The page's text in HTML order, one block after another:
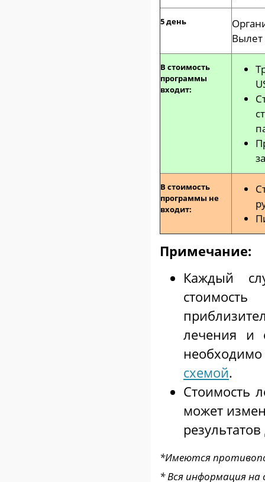
5 день
Вылет
В стоимость
программы
входит:
В стоимость
программы не
входит:
Примечание:
Каждый
лечения и
необходимо
схемой.
Стоимость
может
*Имеются
* Вся информация на